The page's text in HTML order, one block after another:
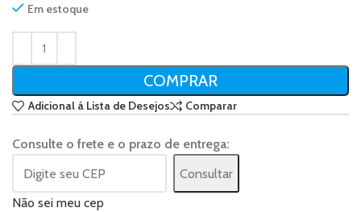
Em estoque
COMPRAR
Adicional á Lista de Desejos Comparar
Consulte o frete e o prazo de entrega:
Consultar
Não sei meu cep